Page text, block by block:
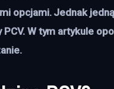
opcjami. Jednak
W tym artykule